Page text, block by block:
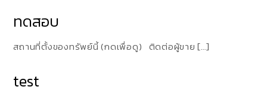
ทดสอบ
สถานที่ตั้งของทรัพย์นี้ (กดเพื่อดู) ติดต่อผู้ขาย […]
test